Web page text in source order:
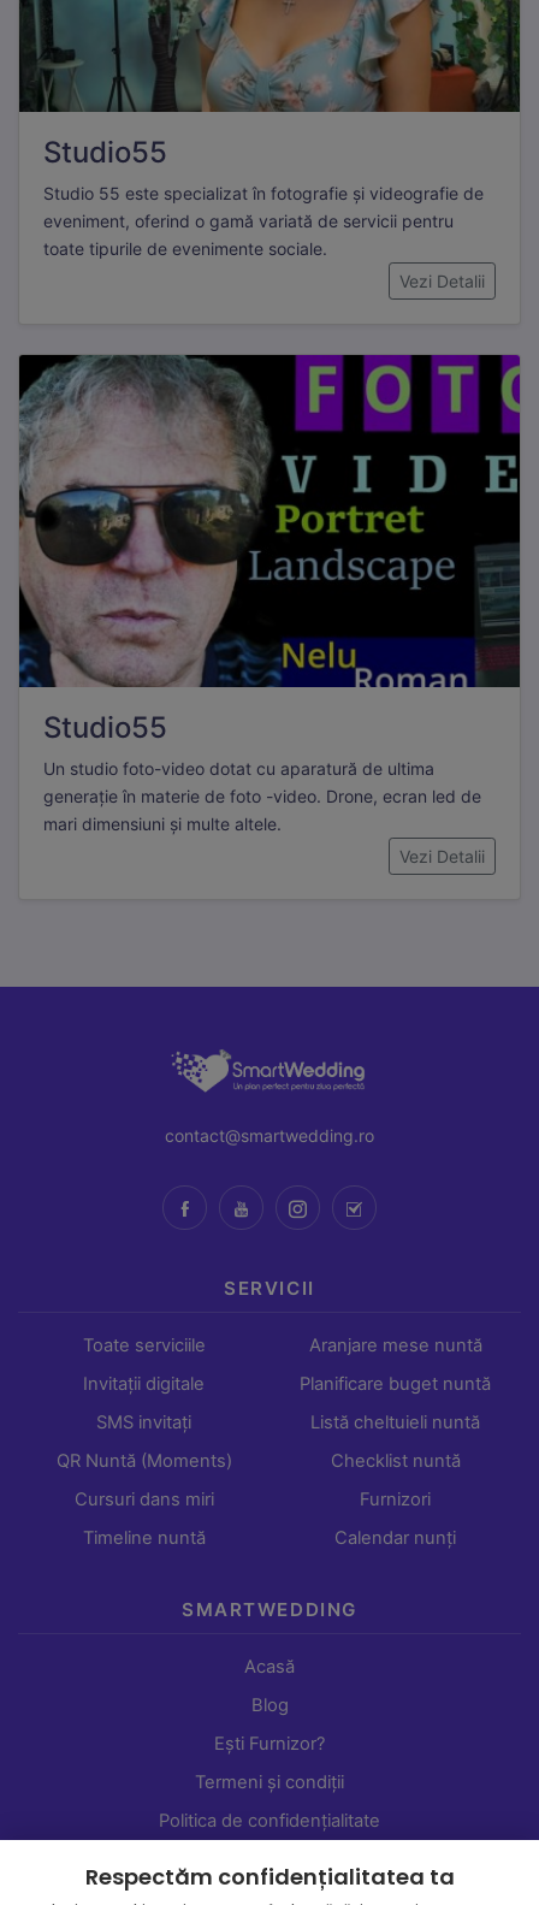
Studio55
Studio 55 este specializat în fotografie și videografie de
eveniment, oferind o gamă variată de servicii pentru
toate tipurile de evenimente sociale.
Vezi Detalii
Studio55
Un studio foto-video dotat cu aparatură de ultima
generație în materie de foto -video. Drone, ecran led de
mari dimensiuni și multe altele.
Vezi Detalii
contact@smartwedding.ro
SERVICII
Toate serviciile
Invitații digitale
SMS invitați
QR Nuntă (Moments)
Cursuri dans miri
Timeline nuntă
Aranjare mese nuntă
Planificare buget nuntă
Listă cheltuieli nuntă
Checklist nuntă
Furnizori
Calendar nunți
SMARTWEDDING
Acasă
Blog
Ești Furnizor?
Termeni și condiții
Politica de confidențialitate
Respectăm confidențialitatea ta
Aceste cookie-uri sunt esențiale pentru funcționarea site-
Statistici
Cookie-urile de statistici ne ajută să înțelegem cum
interacționezi cu site-ul, colectând informații anonime.
Folosim Google Analytics prin Google Tag Manager.
Marketing
Cookie-urile de marketing sunt folosite pentru a urmări
vizitatorii pe site-uri web și a afișa reclame relevante.
Folosim Meta (Facebook) Pixel și TikTok Pixel.